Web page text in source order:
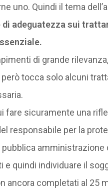
uno. Quindi il tema
adeguatezza sui
di grande
però tocca solo alcuni
fare sicuramente una
responsabile per la
e quindi individuare il
ancora completati al 25